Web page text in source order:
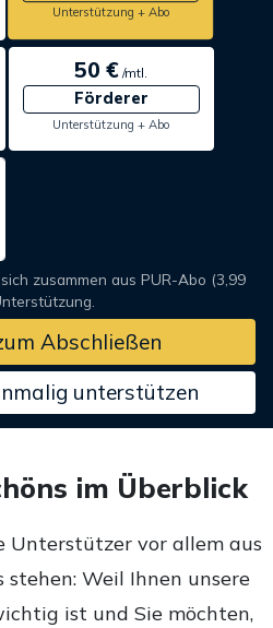
Unterstützung + Abo
50 € /mtl.
Förderer
Unterstützung + Abo
zusammen aus PUR-Abo (3,99
Abschließen
unterstützen
im Überblick
Unterstützer vor allem aus
Weil Ihnen unsere
ist und Sie möchten,